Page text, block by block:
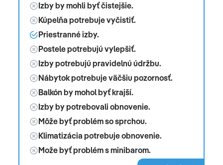
Izby by mohli byť čistejšie.
Kúpelňa potrebuje vyčistiť.
Priestranné izby.
Postele potrebujú vylepšiť.
Izby potrebujú pravidelnú údržbu.
Nábytok potrebuje väčšiu pozornosť.
Balkón by mohol byť krajší.
Izby by potrebovali obnovenie.
Môže byť problém so sprchou.
Klimatizácia potrebuje obnovenie.
Može byť problém s minibarom.